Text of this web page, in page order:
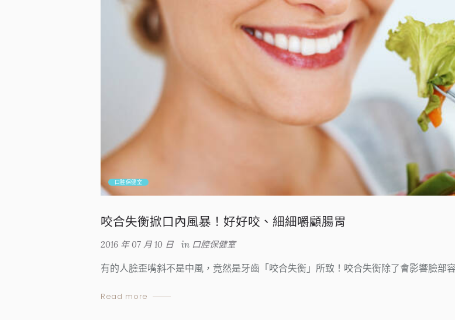
口腔保健室
咬合失衡掀口內風暴！好好咬、細細嚼顧腸胃
2016 年 07 月 10 日 in 口腔保健室
有的人臉歪嘴斜不是中風，竟然是牙齒「咬合失衡」所致！咬合失衡除了會影響臉部
Read more